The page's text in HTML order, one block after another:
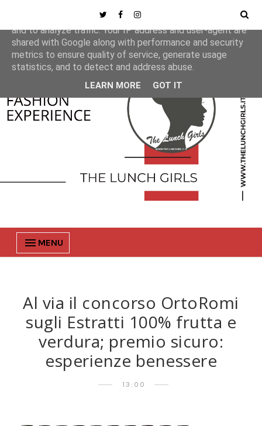
MENU
Al via il concorso OrtoRomi
sugli Estratti 100% frutta e
verdura; premio sicuro:
esperienze benessere
13:00
This site uses cookies from Google to deliver its services
and to analyze traffic. Your IP address and user-agent are
shared with Google along with performance and security
metrics to ensure quality of service, generate usage
statistics, and to detect and address abuse.
LEARN MORE GOT IT